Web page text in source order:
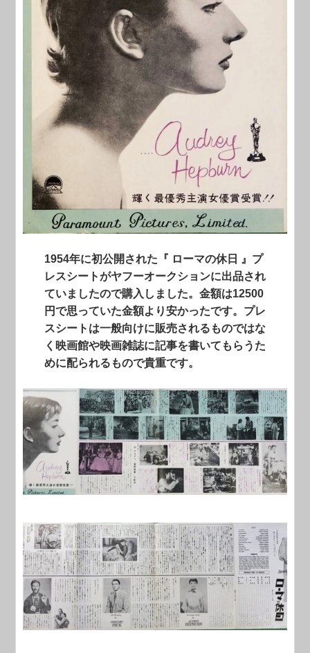
1954年に初公開された『 ローマの休日 』プ
レスシートがヤフーオークションに出品され
ていましたので購入しました。金額は12500
円で思っていた金額より安かったです。プレ
スシートは一般向けに販売されるものではな
く映画館や映画雑誌に記事を書いてもらうた
めに配られるもので貴重です。